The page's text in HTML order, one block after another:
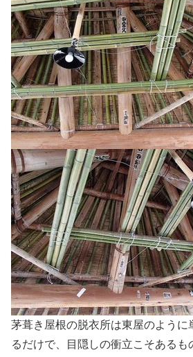
茅葺き屋根の脱衣所は東屋のように
るだけで、目隠しの衝立こそあるも